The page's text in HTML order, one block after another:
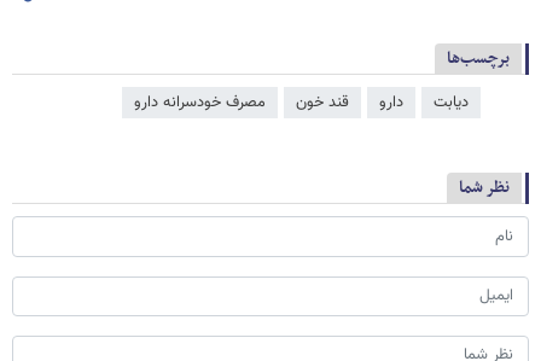
برچسب‌ها
دیابت دارو قند خون مصرف خودسرانه دارو
نظر شما